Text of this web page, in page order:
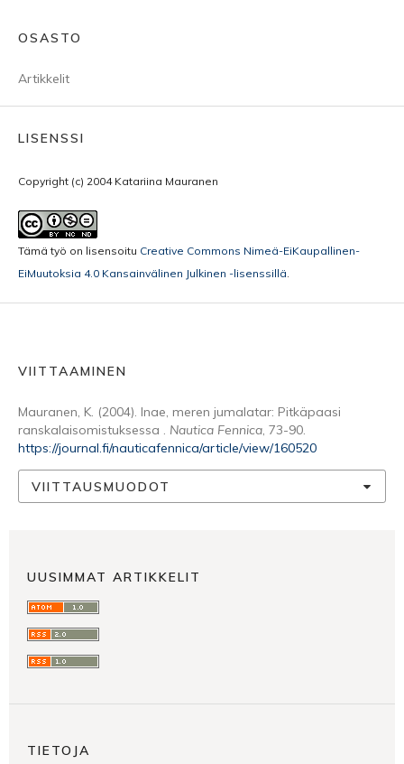
OSASTO
Artikkelit
LISENSSI
Copyright (c) 2004 Katariina Mauranen
Tämä työ on lisensoitu Creative Commons Nimeä-EiKaupallinen-
EiMuutoksia 4.0 Kansainvälinen Julkinen -lisenssillä.
VIITTAAMINEN
Mauranen, K. (2004). Inae, meren jumalatar: Pitkäpaasi
ranskalaisomistuksessa . Nautica Fennica, 73-90.
https://journal.fi/nauticafennica/article/view/160520
VIITTAUSMUODOT
UUSIMMAT ARTIKKELIT
TIETOJA